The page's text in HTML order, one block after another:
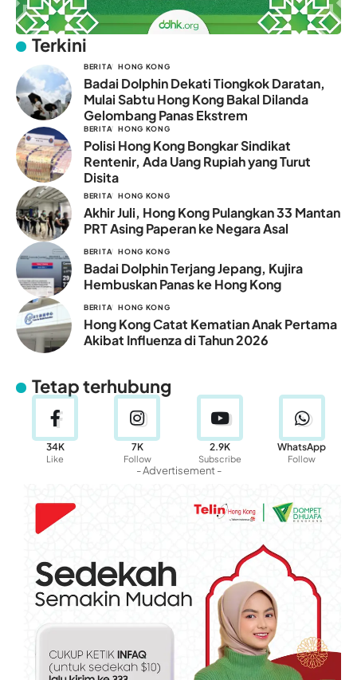
Terkini
BERITA HONG KONG
Badai Dolphin Dekati Tiongkok Daratan,
Mulai Sabtu Hong Kong Bakal Dilanda
Gelombang Panas Ekstrem
BERITA HONG KONG
Polisi Hong Kong Bongkar Sindikat
Rentenir, Ada Uang Rupiah yang Turut
Disita
BERITA HONG KONG
Akhir Juli, Hong Kong Pulangkan 33 Mantan
PRT Asing Paperan ke Negara Asal
BERITA HONG KONG
Badai Dolphin Terjang Jepang, Kujira
Hembuskan Panas ke Hong Kong
BERITA HONG KONG
Hong Kong Catat Kematian Anak Pertama
Akibat Influenza di Tahun 2026
Tetap terhubung
34K
Like
7K
Follow
2.9K
Subscribe
WhatsApp
Follow
- Advertisement -